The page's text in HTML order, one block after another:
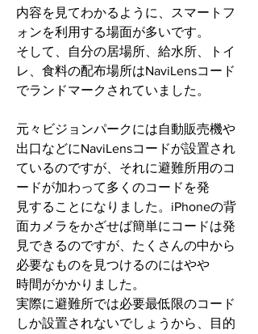
内容を見てわかるように、スマートフ
ォンを利用する場面が多いです。
そして、自分の居場所、給水所、トイ
レ、食料の配布場所はNaviLensコード
でランドマークされていました。
元々ビジョンパークには自動販売機や
出口などにNaviLensコードが設置され
ているのですが、それに避難所用のコ
ードが加わって多くのコードを発
見することになりました。iPhoneの背
面カメラをかざせば簡単にコードは発
見できるのですが、たくさんの中から
必要なものを見つけるのにはやや
時間がかかりました。
実際に避難所では必要最低限のコード
しか設置されないでしょうから、目的